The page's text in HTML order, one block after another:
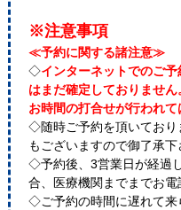
※注意事項
≪予約に関する諸注意≫
◇インターネットでのご
はまだ確定しておりません
お時間の打合せが行われて
◇随時ご予約を頂いており
もございますので御了承下
◇予約後、3営業日が経過
合、医療機関までまでお電
◇ご予約の時間に遅れて来